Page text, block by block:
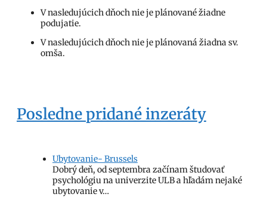
V nasledujúcich dňoch nie je plánované žiadne
podujatie.
V nasledujúcich dňoch nie je plánovaná žiadna sv.
omša.
Posledne pridané inzeráty
Ubytovanie- Brussels
Dobrý deň, od septembra začínam študovať
psychológiu na univerzite ULB a hľadám nejaké
ubytovanie v…